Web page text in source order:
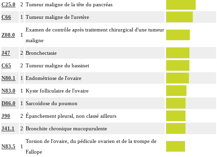
L'examen cytopathologique d'un prélèvement inclut : la préparation de
l'échantillon, sa fixation, la préparation microscopique avec une coloration
aux divers stades de réalisation, le compte rendu et le codage
Avec ou sans : coloration spéciale
L'examen histopathologique de biopsie inclut : l'échantillonnage, la fixation,
l'inclusion, la préparation microscopique avec une coloration standard à base
d'hémalun ou d'hématoxyline-éosine ou de phloxine avec ou sans safran, avec
ou sans photographie, l'interprétation, les éventuels réexamens aux divers
Avec ou sans : coloration spéciale
coupes sériées
empreinte par apposition cellulaire
C25.0 2 Tumeur maligne de la tête du pancréas
C66 1 Tumeur maligne de l'uretère
Z08.0 1
Examen de contrôle après traitement chirurgical d'une tumeur
maligne
J47 2 Bronchectasie
C65 2 Tumeur maligne du bassinet
N80.1 1 Endométriose de l'ovaire
N83.0 1 Kyste folliculaire de l'ovaire
D86.0 1 Sarcoïdose du poumon
J90 2 Épanchement pleural, non classé ailleurs
J41.1 2 Bronchite chronique mucopurulente
N83.5 1
Torsion de l'ovaire, du pédicule ovarien et de la trompe de
Fallope